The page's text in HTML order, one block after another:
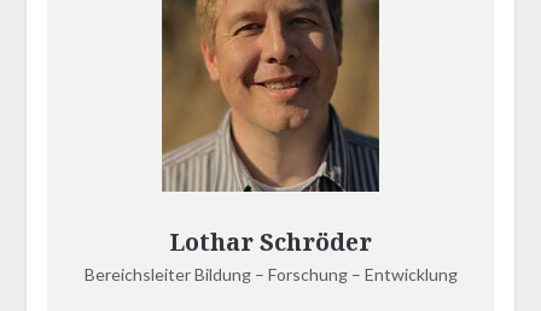
Lothar Schröder
Bereichsleiter Bildung – Forschung – Entwicklung